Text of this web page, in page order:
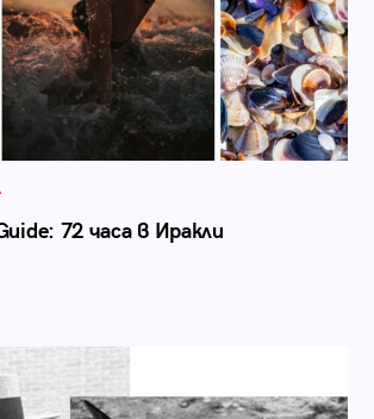
72 часа в Иракли